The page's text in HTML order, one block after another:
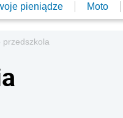
pieniądze Moto
przedszkola